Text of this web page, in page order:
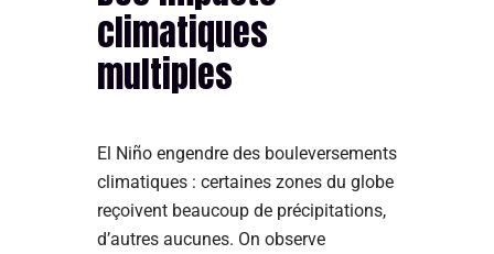
climatiques
multiples
El Niño engendre des bouleversements
climatiques : certaines zones du globe
reçoivent beaucoup de précipitations,
d’autres aucunes. On observe